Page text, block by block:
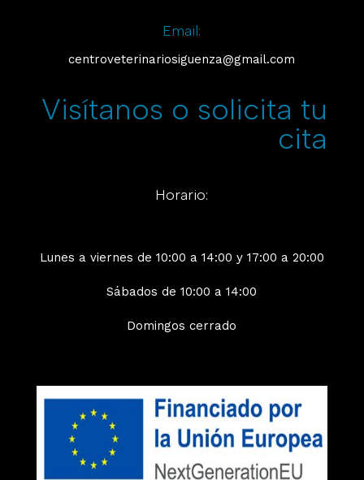
Email:
centroveterinariosiguenza@gmail.com
Visítanos o solicita tu
cita
Horario:
Lunes a viernes de 10:00 a 14:00 y 17:00 a 20:00
Sábados de 10:00 a 14:00
Domingos cerrado